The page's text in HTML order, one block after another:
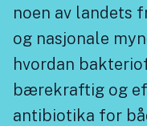
noen av landets
og nasjonale
hvordan
bærekraftig og
antibiotika for